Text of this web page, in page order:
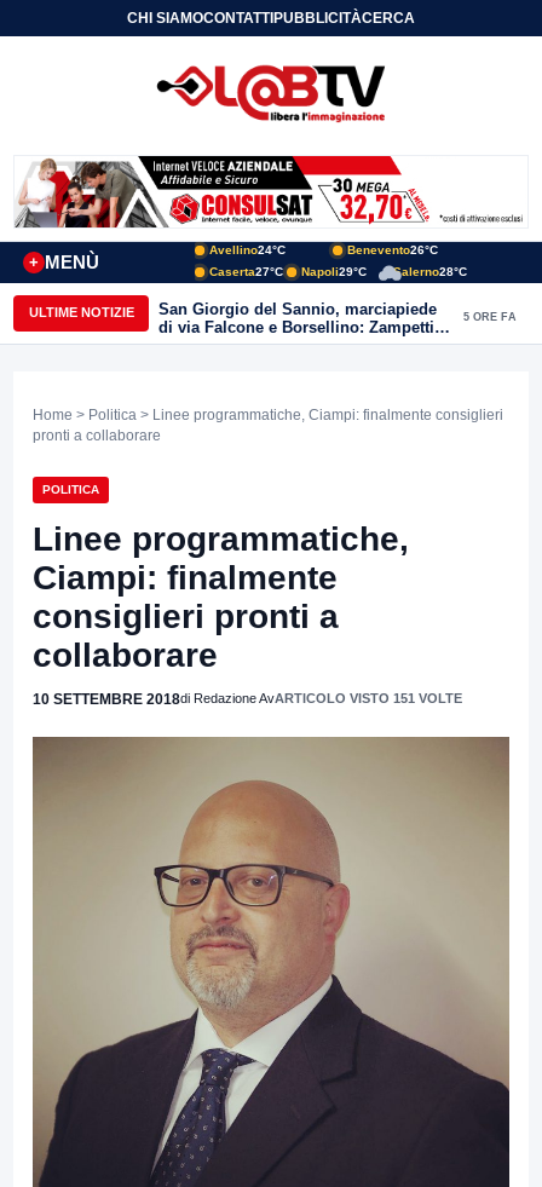
CHI SIAMOCONTATTIPUBBLICITÀCERCA
MENÙ
+
Avellino24°C Benevento26°C
Caserta27°C Napoli29°C Salerno28°C
ULTIME NOTIZIE
San Giorgio del Sannio, marciapiede
di via Falcone e Borsellino: Zampetti e
Lombardi replicano alle polemiche
5 ORE FA
Home > Politica > Linee programmatiche, Ciampi: finalmente consiglieri
pronti a collaborare
POLITICA
Linee programmatiche,
Ciampi: finalmente
consiglieri pronti a
collaborare
10 SETTEMBRE 2018di Redazione AvARTICOLO VISTO 151 VOLTE